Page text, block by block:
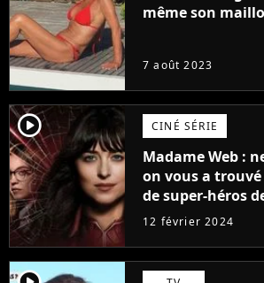
même son
7 août 2023
player2 CINÉ SÉRIE
Madame Web :
on vous a
de super-héros
12 février 2024